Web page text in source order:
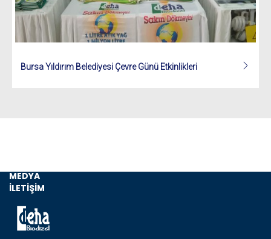
Bursa Yıldırım Belediyesi Çevre Günü Etkinlikleri
MEDYA
İLETİŞİM